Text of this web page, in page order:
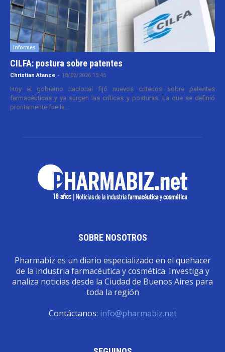
Informes
CILFA: postura sobre patentes
Christian Atance - 18/03/2026 15:45
Hoy el gobierno nacional fijó nuevos criterios sobre patentes
farmacéuticas y ya surgen las críticas y posturas. La que se definió
prontamente fue la...
SOBRE NOSOTROS
Pharmabiz es un diario especializado en el quehacer
de la industria farmacéutica y cosmética. Investiga y
analiza noticias desde la Ciudad de Buenos Aires para
toda la región
Contáctanos: info@pharmabiz.net